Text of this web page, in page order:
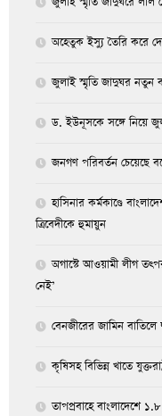
অহেতুক ইস্যু তৈরি করে
জুলাই স্মৃতি জাদুঘর নতুন
ড. ইউনূসকে সঙ্গে নিয়ে
জনগণ পরিবর্তন চেয়েছে
হাসিনার কর্মকাণ্ডে
ত্রিবেদীকে হুমায়ুন
অগাস্টে আওয়ামী লীগ
নেই’
বেনজীরের জামিন
কৃষিসহ বিভিন্ন খাতে
তাপপ্রবাহে বাংলাদেশে